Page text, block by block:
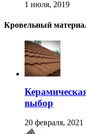
1 июля, 2019
Кровельный
выбор
20 февраля, 2021